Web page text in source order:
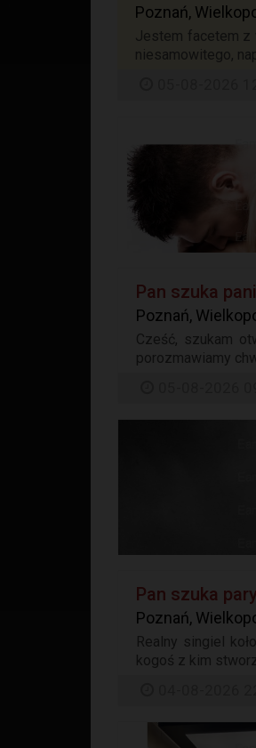
Poznań,
Jestem facetem z
niesamowitego,
Pan szuka pani
Poznań,
Cześć, szukam
porozmawiamy
Pan szuka pary
Poznań,
Realny singiel
kogoś z kim